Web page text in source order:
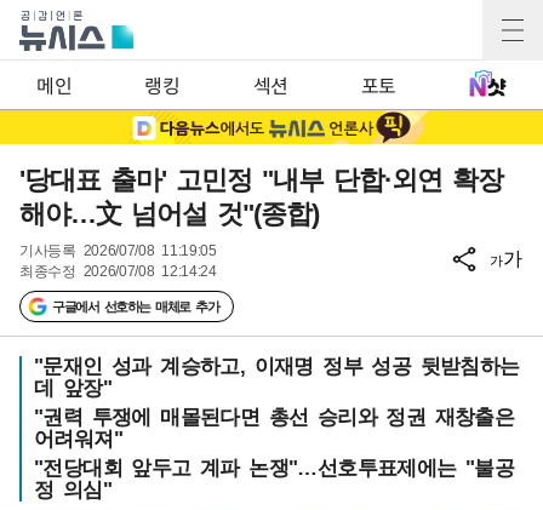
메인 랭킹 섹션 포토
'당대표 출마' 고민정 "내부 단합·외연 확장
해야…文 넘어설 것"(종합)
기사등록 2026/07/08 11:19:05
최종수정 2026/07/08 12:14:24
구글에서 선호하는 매체로 추가
가가
"문재인 성과 계승하고, 이재명 정부 성공 뒷받침하는
데 앞장"
"권력 투쟁에 매몰된다면 총선 승리와 정권 재창출은
어려워져"
"전당대회 앞두고 계파 논쟁"…선호투표제에는 "불공
정 의심"